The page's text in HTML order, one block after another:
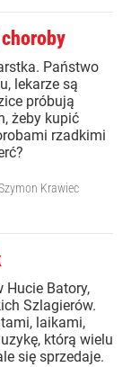
Państwo
lekarze są
próbują
żeby kupić
rzadkimi
Krawiec
Hucie Batory,
Szlagierów.
laikami,
którą wielu
się sprzedaje.